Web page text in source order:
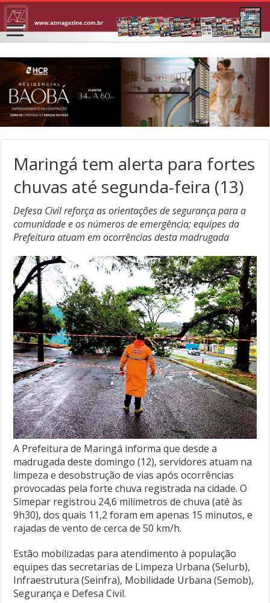
Maringá tem alerta para fortes
chuvas até segunda-feira (13)
Defesa Civil reforça as orientações de segurança para a
comunidade e os números de emergência; equipes da
Prefeitura atuam em ocorrências desta madrugada
A Prefeitura de Maringá informa que desde a
madrugada deste domingo (12), servidores atuam na
limpeza e desobstrução de vias após ocorrências
provocadas pela forte chuva registrada na cidade. O
Simepar registrou 24,6 milímetros de chuva (até às
9h30), dos quais 11,2 foram em apenas 15 minutos, e
rajadas de vento de cerca de 50 km/h.
Estão mobilizadas para atendimento à população
equipes das secretarias de Limpeza Urbana (Selurb),
Infraestrutura (Seinfra), Mobilidade Urbana (Semob),
Segurança e Defesa Civil.